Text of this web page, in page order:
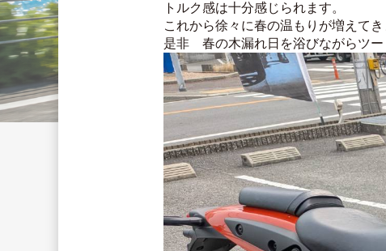
トルク感は十分感じられます。
これから徐々に春の温もりが増えてき
是非　春の木漏れ日を浴びながらツー